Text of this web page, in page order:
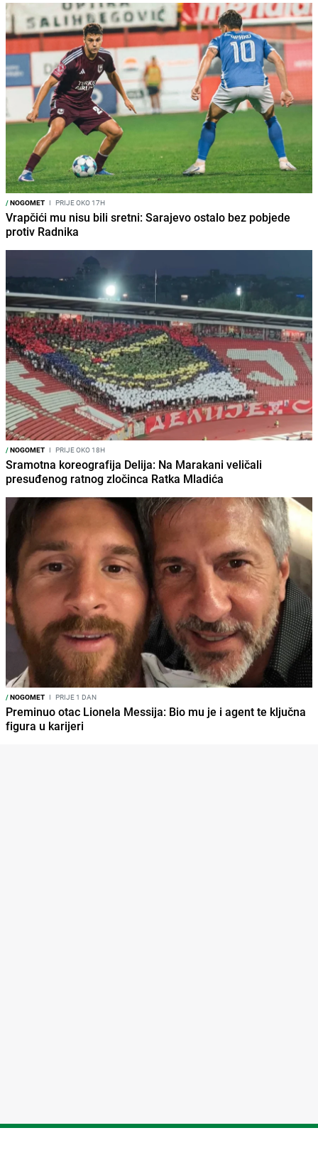
/NOGOMET I PRIJE OKO 17H
Vrapčići mu nisu bili sretni: Sarajevo ostalo bez pobjede
protiv Radnika
/NOGOMET I PRIJE OKO 18H
Sramotna koreografija Delija: Na Marakani veličali
presuđenog ratnog zločinca Ratka Mladića
/NOGOMET I PRIJE 1 DAN
Preminuo otac Lionela Messija: Bio mu je i agent te ključna
figura u karijeri